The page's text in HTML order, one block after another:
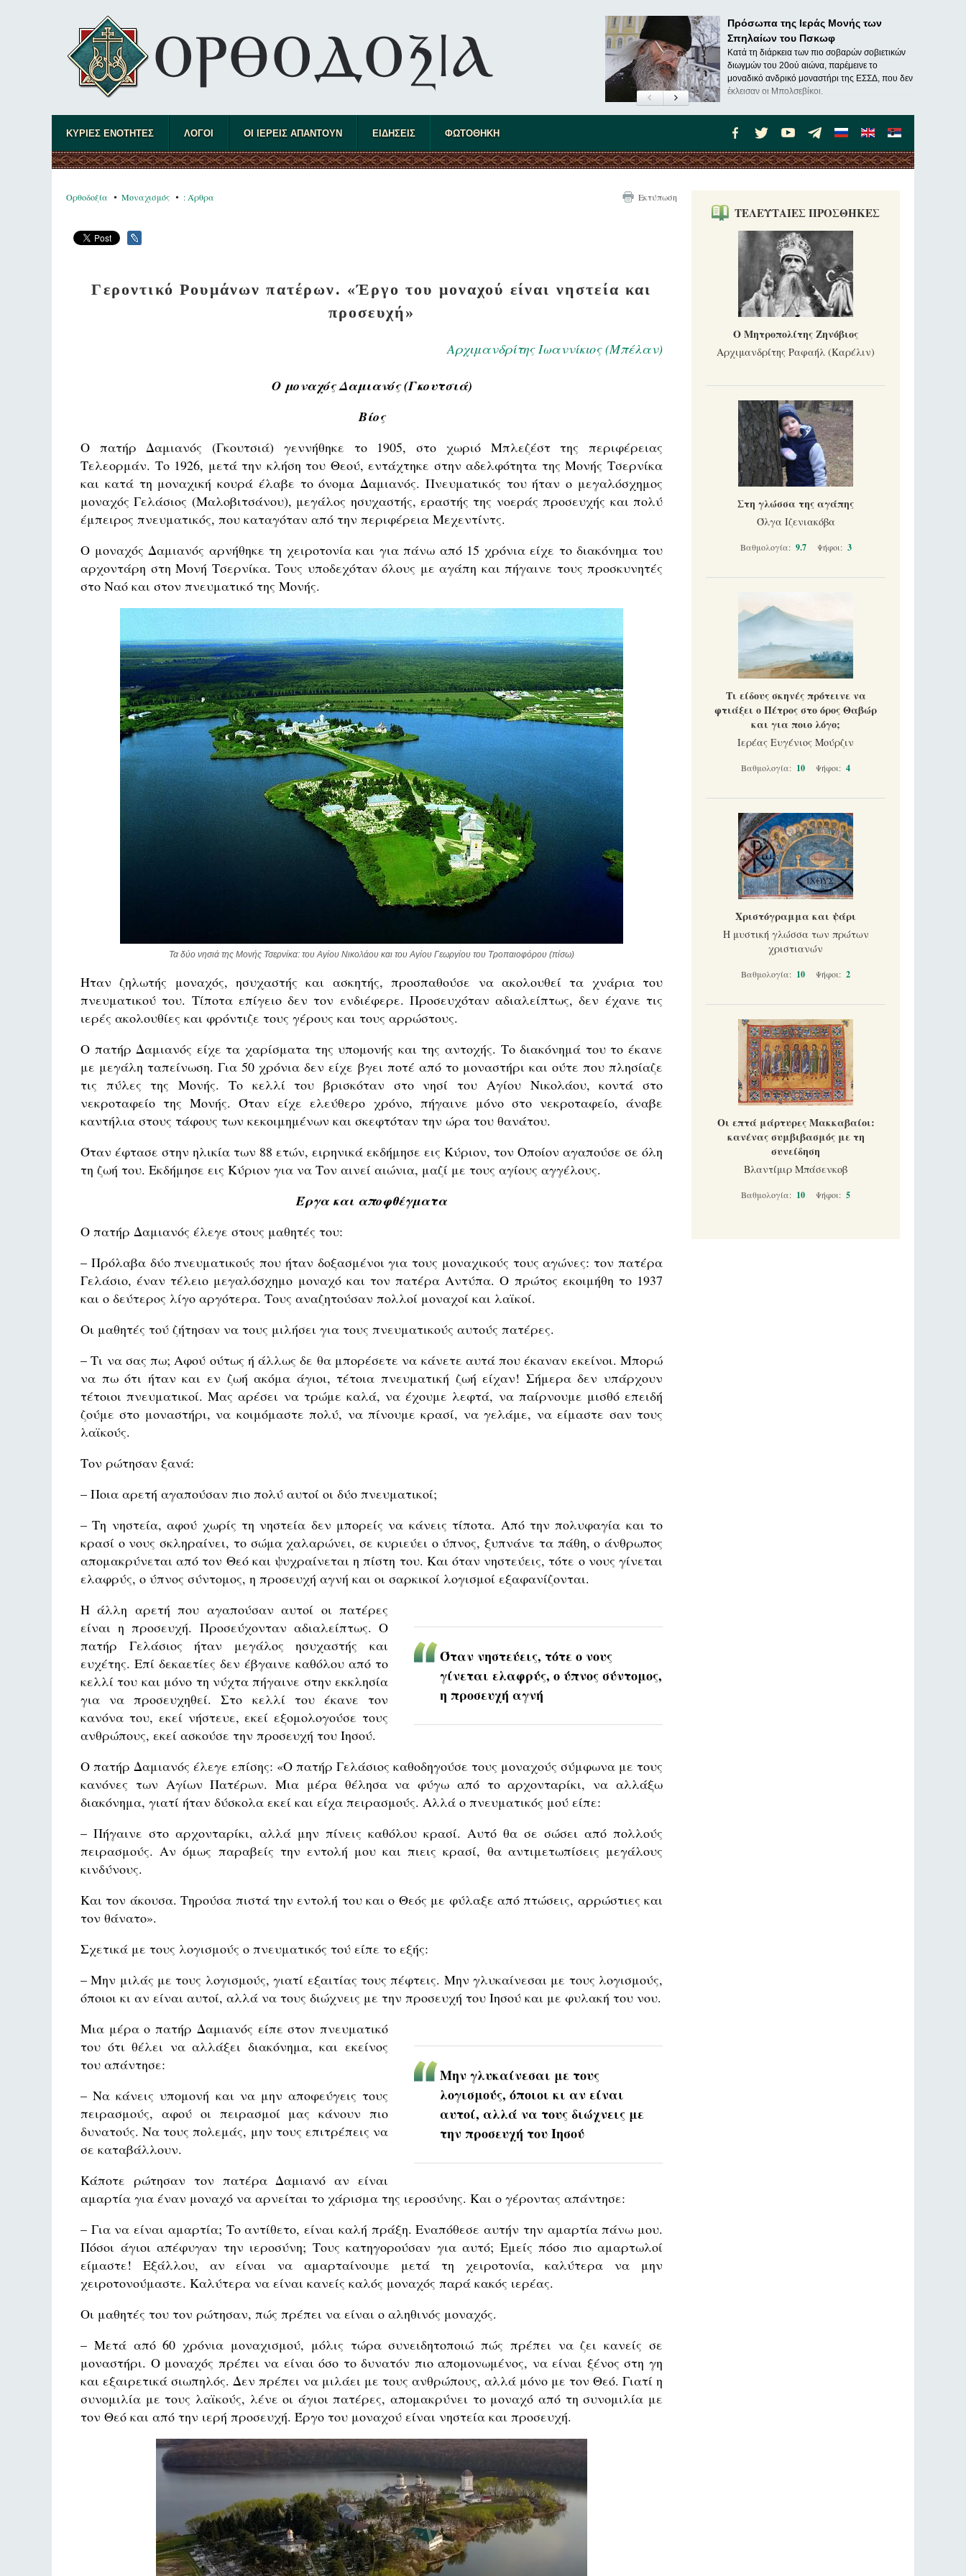
Πρόσωπα της Ιεράς Μονής των
Σπηλαίων του Πσκωφ
Κατά τη διάρκεια των πιο σοβαρών σοβιετικών
διωγμών του 20ού αιώνα, παρέμεινε το
μοναδικό ανδρικό μοναστήρι της ΕΣΣΔ, που δεν
έκλεισαν οι Μπολσεβίκοι.
ΚΥΡΙΕΣ ΕΝΟΤΗΤΕΣ ΛΟΓΟΙ ΟΙ ΙΕΡΕΙΣ ΑΠΑΝΤΟΥΝ ΕΙΔΗΣΕΙΣ ΦΩΤΟΘΗΚΗ
Ορθοδοξία Μοναχισμός : Άρθρα Εκτύπωση
Γεροντικό Ρουμάνων πατέρων. «Έργο του μοναχού είναι νηστεία και
προσευχή»
Αρχιμανδρίτης Ιωαννίκιος (Μπέλαν)
Ο μοναχός Δαμιανός (Γκουτσιά)
Βίος
Ο πατήρ Δαμιανός (Γκουτσιά) γεννήθηκε το 1905, στο χωριό Μπλεζέστ της περιφέρειας
Τελεορμάν. Το 1926, μετά την κλήση του Θεού, εντάχτηκε στην αδελφότητα της Μονής Τσερνίκα
και κατά τη μοναχική κουρά έλαβε το όνομα Δαμιανός. Πνευματικός του ήταν ο μεγαλόσχημος
μοναχός Γελάσιος (Μαλοβιτσάνου), μεγάλος ησυχαστής, εραστής της νοεράς προσευχής και πολύ
έμπειρος πνευματικός, που καταγόταν από την περιφέρεια Μεχεντίντς.
Ο μοναχός Δαμιανός αρνήθηκε τη χειροτονία και για πάνω από 15 χρόνια είχε το διακόνημα του
αρχοντάρη στη Μονή Τσερνίκα. Τους υποδεχόταν όλους με αγάπη και πήγαινε τους προσκυνητές
στο Ναό και στον πνευματικό της Μονής.
Τα δύο νησιά της Μονής Τσερνίκα: του Αγίου Νικολάου και του Αγίου Γεωργίου του Τροπαιοφόρου (πίσω)
Ήταν ζηλωτής μοναχός, ησυχαστής και ασκητής, προσπαθούσε να ακολουθεί τα χνάρια του
πνευματικού του. Τίποτα επίγειο δεν τον ενδιέφερε. Προσευχόταν αδιαλείπτως, δεν έχανε τις
ιερές ακολουθίες και φρόντιζε τους γέρους και τους αρρώστους.
Ο πατήρ Δαμιανός είχε τα χαρίσματα της υπομονής και της αντοχής. Το διακόνημά του το έκανε
με μεγάλη ταπείνωση. Για 50 χρόνια δεν είχε βγει ποτέ από το μοναστήρι και ούτε που πλησίαζε
τις πύλες της Μονής. Το κελλί του βρισκόταν στο νησί του Αγίου Νικολάου, κοντά στο
νεκροταφείο της Μονής. Όταν είχε ελεύθερο χρόνο, πήγαινε μόνο στο νεκροταφείο, άναβε
καντήλια στους τάφους των κεκοιμημένων και σκεφτόταν την ώρα του θανάτου.
Όταν έφτασε στην ηλικία των 88 ετών, ειρηνικά εκδήμησε εις Κύριον, τον Οποίον αγαπούσε σε όλη
τη ζωή του. Εκδήμησε εις Κύριον για να Τον αινεί αιώνια, μαζί με τους αγίους αγγέλους.
Έργα και αποφθέγματα
Ο πατήρ Δαμιανός έλεγε στους μαθητές του:
– Πρόλαβα δύο πνευματικούς που ήταν δοξασμένοι για τους μοναχικούς τους αγώνες: τον πατέρα
Γελάσιο, έναν τέλειο μεγαλόσχημο μοναχό και τον πατέρα Αντύπα. Ο πρώτος εκοιμήθη το 1937
και ο δεύτερος λίγο αργότερα. Τους αναζητούσαν πολλοί μοναχοί και λαϊκοί.
Οι μαθητές τού ζήτησαν να τους μιλήσει για τους πνευματικούς αυτούς πατέρες.
– Τι να σας πω; Αφού ούτως ή άλλως δε θα μπορέσετε να κάνετε αυτά που έκαναν εκείνοι. Μπορώ
να πω ότι ήταν και εν ζωή ακόμα άγιοι, τέτοια πνευματική ζωή είχαν! Σήμερα δεν υπάρχουν
τέτοιοι πνευματικοί. Μας αρέσει να τρώμε καλά, να έχουμε λεφτά, να παίρνουμε μισθό επειδή
ζούμε στο μοναστήρι, να κοιμόμαστε πολύ, να πίνουμε κρασί, να γελάμε, να είμαστε σαν τους
λαϊκούς.
Τον ρώτησαν ξανά:
– Ποια αρετή αγαπούσαν πιο πολύ αυτοί οι δύο πνευματικοί;
– Τη νηστεία, αφού χωρίς τη νηστεία δεν μπορείς να κάνεις τίποτα. Από την πολυφαγία και το
κρασί ο νους σκληραίνει, το σώμα χαλαρώνει, σε κυριεύει ο ύπνος, ξυπνάνε τα πάθη, ο άνθρωπος
απομακρύνεται από τον Θεό και ψυχραίνεται η πίστη του. Και όταν νηστεύεις, τότε ο νους γίνεται
ελαφρύς, ο ύπνος σύντομος, η προσευχή αγνή και οι σαρκικοί λογισμοί εξαφανίζονται.
Όταν νηστεύεις, τότε ο νους
γίνεται ελαφρύς, ο ύπνος σύντομος,
η προσευχή αγνή
Η άλλη αρετή που αγαπούσαν αυτοί οι πατέρες
είναι η προσευχή. Προσεύχονταν αδιαλείπτως. Ο
πατήρ Γελάσιος ήταν μεγάλος ησυχαστής και
ευχέτης. Επί δεκαετίες δεν έβγαινε καθόλου από το
κελλί του και μόνο τη νύχτα πήγαινε στην εκκλησία
για να προσευχηθεί. Στο κελλί του έκανε τον
κανόνα του, εκεί νήστευε, εκεί εξομολογούσε τους
ανθρώπους, εκεί ασκούσε την προσευχή του Ιησού.
Ο πατήρ Δαμιανός έλεγε επίσης: «Ο πατήρ Γελάσιος καθοδηγούσε τους μοναχούς σύμφωνα με τους
κανόνες των Αγίων Πατέρων. Μια μέρα θέλησα να φύγω από το αρχονταρίκι, να αλλάξω
διακόνημα, γιατί ήταν δύσκολα εκεί και είχα πειρασμούς. Αλλά ο πνευματικός μού είπε:
– Πήγαινε στο αρχονταρίκι, αλλά μην πίνεις καθόλου κρασί. Αυτό θα σε σώσει από πολλούς
πειρασμούς. Αν όμως παραβείς την εντολή μου και πιεις κρασί, θα αντιμετωπίσεις μεγάλους
κινδύνους.
Και τον άκουσα. Τηρούσα πιστά την εντολή του και ο Θεός με φύλαξε από πτώσεις, αρρώστιες και
τον θάνατο».
Σχετικά με τους λογισμούς ο πνευματικός τού είπε το εξής:
– Μην μιλάς με τους λογισμούς, γιατί εξαιτίας τους πέφτεις. Μην γλυκαίνεσαι με τους λογισμούς,
όποιοι κι αν είναι αυτοί, αλλά να τους διώχνεις με την προσευχή του Ιησού και με φυλακή του νου.
Μην γλυκαίνεσαι με τους
λογισμούς, όποιοι κι αν είναι
αυτοί, αλλά να τους διώχνεις με
την προσευχή του Ιησού
Μια μέρα ο πατήρ Δαμιανός είπε στον πνευματικό
του ότι θέλει να αλλάξει διακόνημα, και εκείνος
του απάντησε:
– Να κάνεις υπομονή και να μην αποφεύγεις τους
πειρασμούς, αφού οι πειρασμοί μας κάνουν πιο
δυνατούς. Να τους πολεμάς, μην τους επιτρέπεις να
σε καταβάλλουν.
Κάποτε ρώτησαν τον πατέρα Δαμιανό αν είναι
αμαρτία για έναν μοναχό να αρνείται το χάρισμα της ιεροσύνης. Και ο γέροντας απάντησε:
– Για να είναι αμαρτία; Το αντίθετο, είναι καλή πράξη. Εναπόθεσε αυτήν την αμαρτία πάνω μου.
Πόσοι άγιοι απέφυγαν την ιεροσύνη; Τους κατηγορούσαν για αυτό; Εμείς πόσο πιο αμαρτωλοί
είμαστε! Εξάλλου, αν είναι να αμαρταίνουμε μετά τη χειροτονία, καλύτερα να μην
χειροτονούμαστε. Καλύτερα να είναι κανείς καλός μοναχός παρά κακός ιερέας.
Οι μαθητές του τον ρώτησαν, πώς πρέπει να είναι ο αληθινός μοναχός.
– Μετά από 60 χρόνια μοναχισμού, μόλις τώρα συνειδητοποιώ πώς πρέπει να ζει κανείς σε
μοναστήρι. Ο μοναχός πρέπει να είναι όσο το δυνατόν πιο απομονωμένος, να είναι ξένος στη γη
και εξαιρετικά σιωπηλός. Δεν πρέπει να μιλάει με τους ανθρώπους, αλλά μόνο με τον Θεό. Γιατί η
συνομιλία με τους λαϊκούς, λένε οι άγιοι πατέρες, απομακρύνει το μοναχό από τη συνομιλία με
τον Θεό και από την ιερή προσευχή. Έργο του μοναχού είναι νηστεία και προσευχή.
ΤΕΛΕΥΤΑΙΕΣ ΠΡΟΣΘΗΚΕΣ
Ο Μητροπολίτης Ζηνόβιος
Αρχιμανδρίτης Ραφαήλ (Καρέλιν)
Στη γλώσσα της αγάπης
Όλγα Ιζενιακόβα
Βαθμολογία: 9.7 Ψήφοι: 3
Τι είδους σκηνές πρότεινε να
φτιάξει ο Πέτρος στο όρος Θαβώρ
και για ποιο λόγο;
Ιερέας Ευγένιος Μούρζιν
Βαθμολογία: 10 Ψήφοι: 4
Χριστόγραμμα και ψάρι
Η μυστική γλώσσα των πρώτων
χριστιανών
Βαθμολογία: 10 Ψήφοι: 2
Οι επτά μάρτυρες Μακκαβαίοι:
κανένας συμβιβασμός με τη
συνείδηση
Βλαντίμιρ Μπάσενκοβ
Βαθμολογία: 10 Ψήφοι: 5